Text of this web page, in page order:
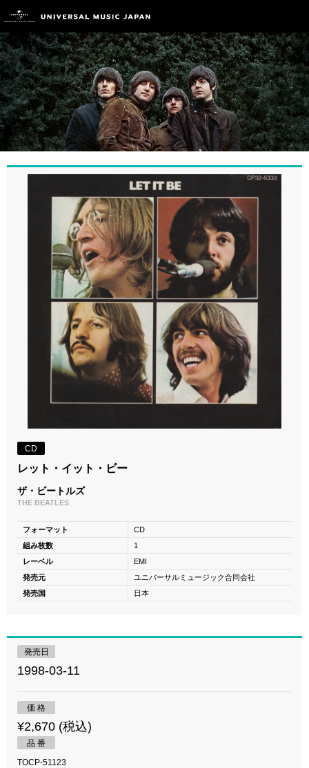
CD
レット・イット・ビー
ザ・ビートルズ
THE BEATLES
フォーマット
CD
組み枚数
1
レーベル
EMI
発売元
ユニバーサルミュージック合同会社
発売国
日本
発売日
1998-03-11
価 格
¥2,670 (税込)
品 番
TOCP-51123